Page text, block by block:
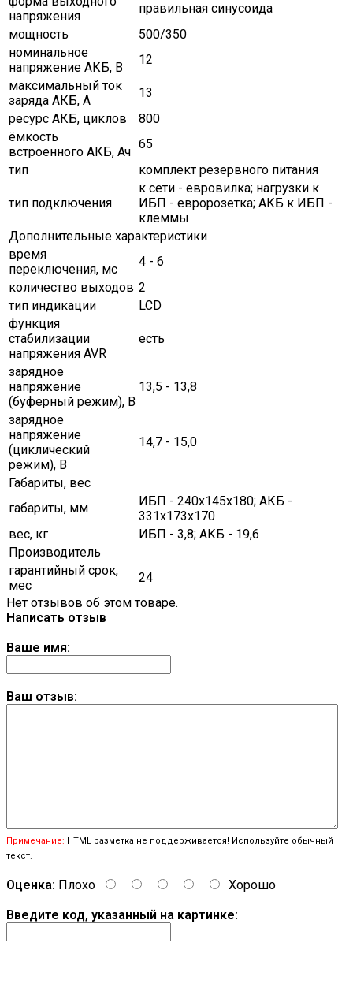
напряжения
правильная синусоида
мощность
500/350
номинальное
напряжение АКБ, В
12
максимальный ток
заряда АКБ, A
13
ресурс АКБ, циклов
800
ёмкость
встроенного АКБ, Ач
65
тип
комплект резервного питания
тип подключения
к сети - евровилка; нагрузки к
ИБП - евророзетка; АКБ к ИБП -
клеммы
Дополнительные характеристики
время
переключения, мс
4 - 6
количество выходов 2
тип индикации
LCD
функция
стабилизации
напряжения AVR
есть
зарядное
напряжение
(буферный режим), В
13,5 - 13,8
зарядное
напряжение
(циклический
режим), В
14,7 - 15,0
Габариты, вес
габариты, мм
ИБП - 240х145х180; АКБ -
331х173х170
вес, кг
ИБП - 3,8; АКБ - 19,6
Производитель
гарантийный срок,
мес
24
Нет отзывов об этом товаре.
Написать отзыв
Ваше имя:
Ваш отзыв:
Примечание: HTML разметка не поддерживается! Используйте обычный
текст.
Оценка: Плохо
Хорошо
Введите код, указанный на картинке: